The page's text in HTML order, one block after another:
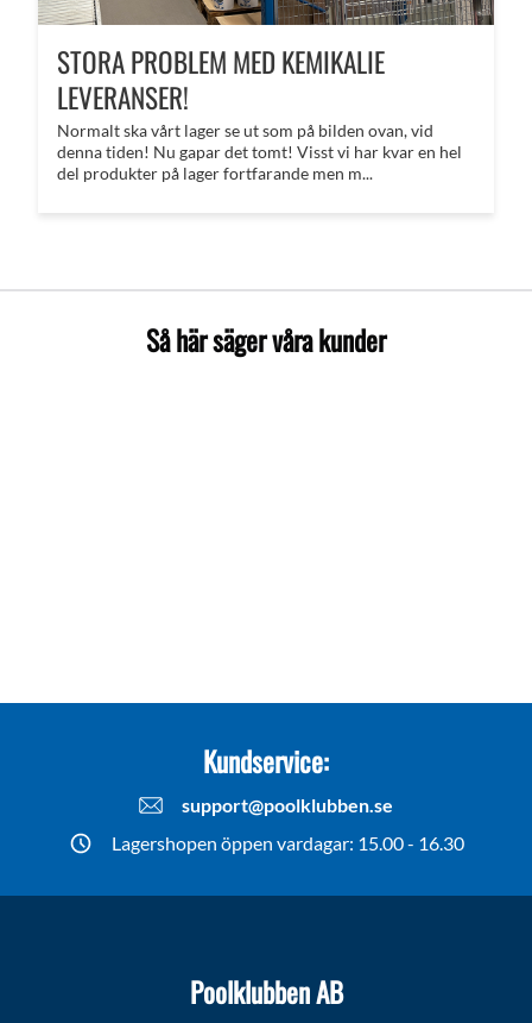
STORA PROBLEM MED KEMIKALIE
LEVERANSER!
Normalt ska vårt lager se ut som på bilden ovan, vid
denna tiden! Nu gapar det tomt! Visst vi har kvar en hel
del produkter på lager fortfarande men m...
Så här säger våra kunder
Kundservice:
support@poolklubben.se
Lagershopen öppen vardagar: 15.00 - 16.30
Poolklubben AB